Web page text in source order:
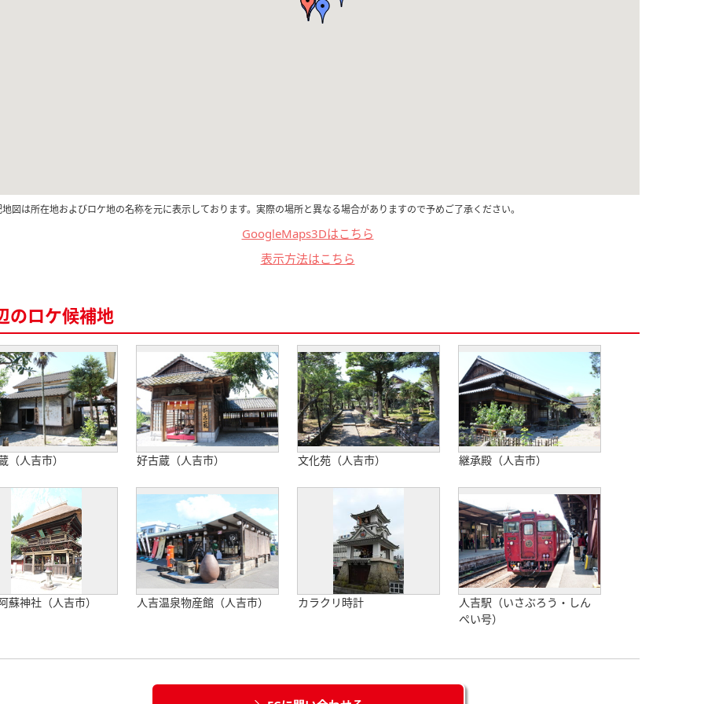
図は所在地およびロケ地の名称を元に表示しております。実際の場所と異なる場合がありますので予めご了承ください。
GoogleMaps3Dはこちら
表示方法はこちら
のロケ候補地
（人吉市） 好古蔵（人吉市） 文化苑（人吉市） 継承殿（人吉市）
蘇神社（人吉市） 人吉温泉物産館（人吉市） カラクリ時計
人吉駅（いさぶろう・しん
ぺい号）